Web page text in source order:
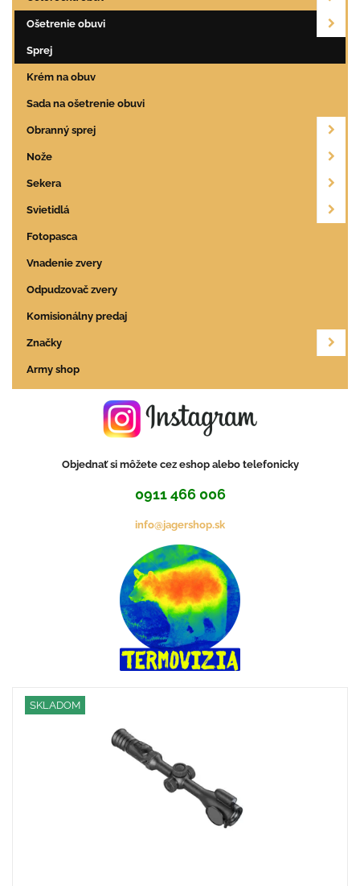
Ošetrenie obuvi
Sprej
Krém na obuv
Sada na ošetrenie obuvi
Obranný sprej
Nože
Sekera
Svietidlá
Fotopasca
Vnadenie zvery
Odpudzovač zvery
Komisionálny predaj
Značky
Army shop
Objednať si môžete cez eshop alebo telefonicky
0911 466 006
info@jagershop.sk
SKLADOM